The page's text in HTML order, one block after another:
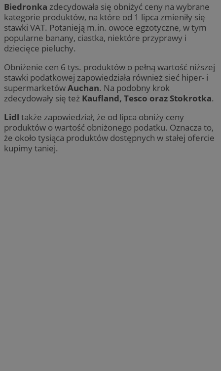
Biedronka zdecydowała się obniżyć ceny na wybrane
kategorie produktów, na które od 1 lipca zmieniły się
stawki VAT. Potanieją m.in. owoce egzotyczne, w tym
popularne banany, ciastka, niektóre przyprawy i
dziecięce pieluchy.
Obniżenie cen 6 tys. produktów o pełną wartość niższej
stawki podatkowej zapowiedziała również sieć hiper- i
supermarketówAuchan. Na podobny krok
zdecydowały się też Kaufland, Tesco oraz Stokrotka.
Lidl także zapowiedział, że od lipca obniży ceny
produktów o wartość obniżonego podatku. Oznacza to,
że około tysiąca produktów dostępnych w stałej ofercie
kupimy taniej.